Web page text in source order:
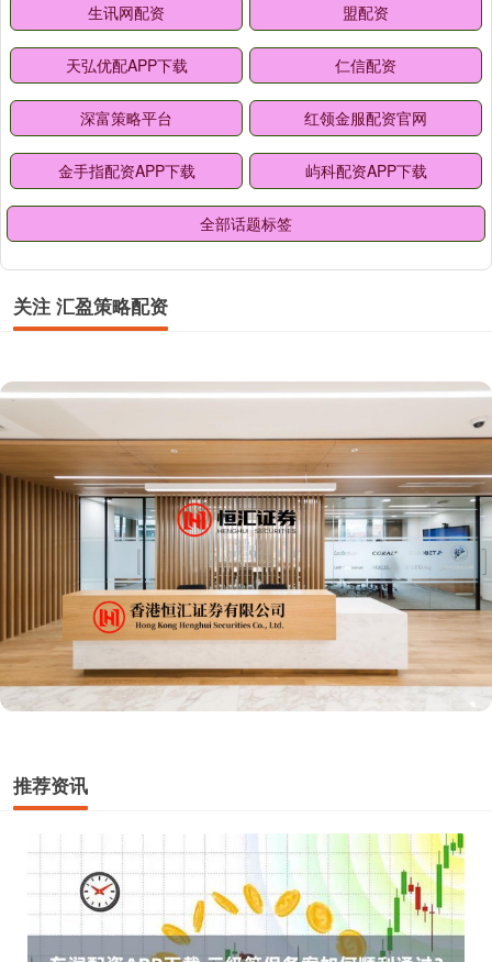
生讯网配资 盟配资
天弘优配APP下载 仁信配资
深富策略平台 红领金服配资官网
金手指配资APP下载 屿科配资APP下载
全部话题标签
关注 汇盈策略配资
推荐资讯